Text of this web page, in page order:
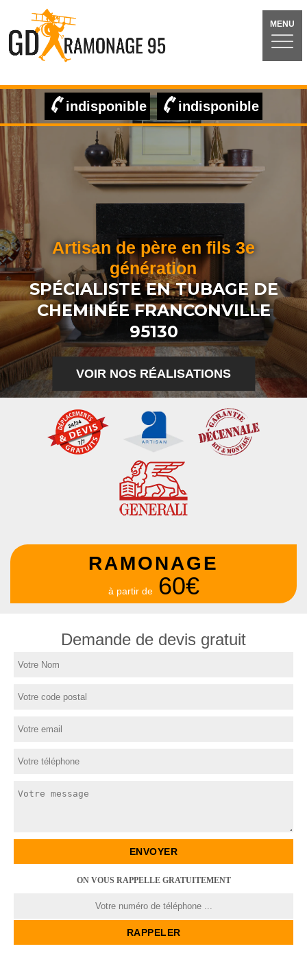
MENU
indisponible indisponible
Artisan de père en fils 3e
génération
SPÉCIALISTE EN TUBAGE DE
CHEMINÉE FRANCONVILLE
95130
VOIR NOS RÉALISATIONS
RAMONAGE
à partir de 60€
Demande de devis gratuit
ON VOUS RAPPELLE GRATUITEMENT